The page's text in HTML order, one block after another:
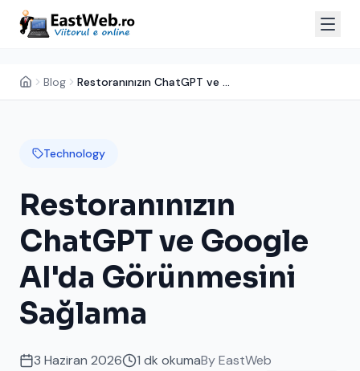
Blog Restoranınızın ChatGPT ve Google AI'da Görünmesini Sağlama
Technology
Restoranınızın
ChatGPT ve Google
AI'da Görünmesini
Sağlama
3 Haziran 2026 1 dk okumaByEastWeb